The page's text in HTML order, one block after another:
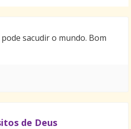
sacudir o mundo. Bom
de Deus